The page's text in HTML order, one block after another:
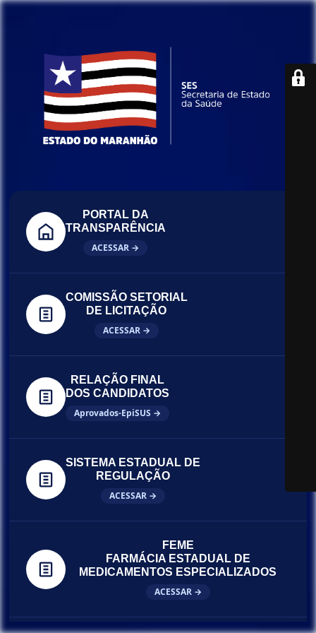
PORTAL DA
TRANSPARÊNCIA
ACESSAR →
COMISSÃO SETORIAL
DE LICITAÇÃO
ACESSAR →
RELAÇÃO FINAL
DOS CANDIDATOS
Aprovados-EpiSUS →
SISTEMA ESTADUAL DE
REGULAÇÃO
ACESSAR →
FEME
FARMÁCIA ESTADUAL DE
MEDICAMENTOS ESPECIALIZADOS
ACESSAR →